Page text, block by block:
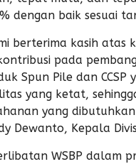
dengan baik sesuai
berterima kasih atas
pada
Spun Pile dan
yang ketat,
yang
Dewanto, Kepala
WSBP dalam